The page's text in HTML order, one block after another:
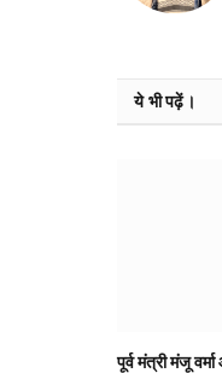
ये भी पढ़ें।
पूर्व मंत्री मंजू